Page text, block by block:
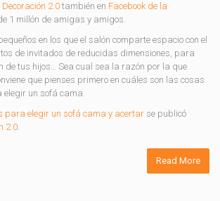
Decoración 2.0 también en Facebook de la
1 millón de amigas y amigos.
en los que el salón comparte espacio con el
de invitados de reducidas dimensiones, para
de tus hijos… Sea cual sea la razón por la que
que pienses primero en cuáles son las cosas
un sofá cama.
para elegir un sofá cama y acertar se publicó
2.0.
Read More